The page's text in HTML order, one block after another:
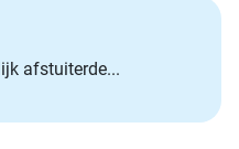
afstuiterde...